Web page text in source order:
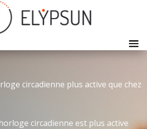
circadienne plus active que chez
circadienne est plus active